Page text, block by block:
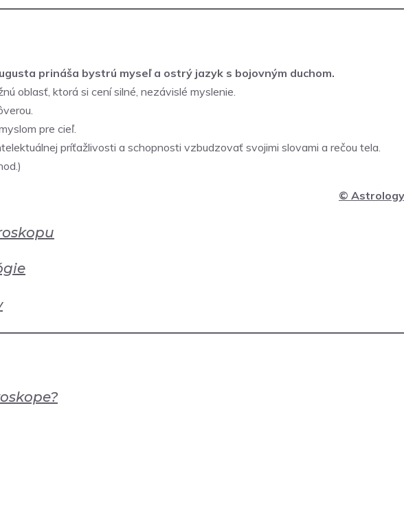
prináša bystrú myseľ a ostrý jazyk s bojovným duchom.
oblasť, ktorá si cení silné, nezávislé myslenie.
pre cieľ.
príťažlivosti a schopnosti vzbudzovať svojimi slovami a rečou tela.
©